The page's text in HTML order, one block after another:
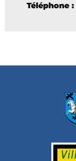
Téléphone :